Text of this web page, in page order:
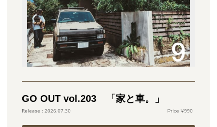
GO OUT vol.203 「家と車。」
2026.07.30 990